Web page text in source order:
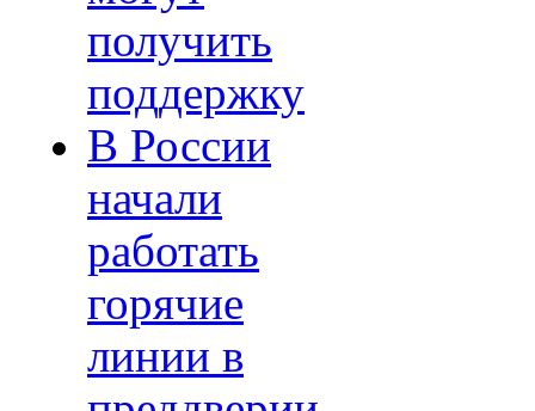
получить
поддержку
В России
начали
работать
горячие
линии в